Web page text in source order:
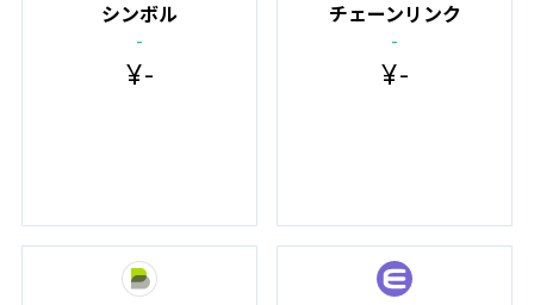
シンボル
-
¥-
チェーンリンク
-
¥-